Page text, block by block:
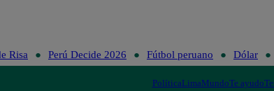
Risa Perú Decide 2026 Fútbol peruano Dólar
PolíticaLimaMundoTe ayudo